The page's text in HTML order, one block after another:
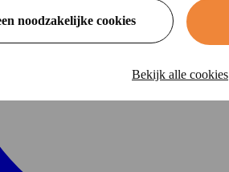
noodzakelijke cookies
Bekijk alle cookies